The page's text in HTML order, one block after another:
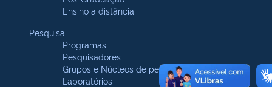
Ensino a distância
Pesquisa
Programas
Pesquisadores
Grupos e Núcleos de pesquisa
Laboratórios